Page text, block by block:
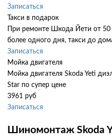
Записаться
Такси в подарок
При ремонте Шкода Йети от
более одного дня, такси до
Записаться
Мойка двигателя
Мойка двигателя Skoda Yeti
Star по супер цене
3961 руб
Записаться
Шиномонтаж Skoda